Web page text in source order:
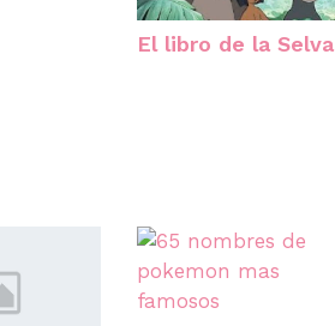
El libro de la Selva